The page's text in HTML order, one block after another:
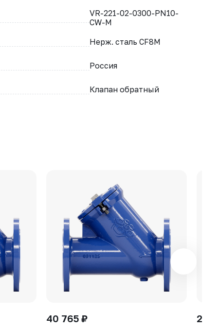
VR-221-02-0300-PN10-
CW-M
Нерж. сталь CF8M
Россия
Клапан обратный
40 765 ₽ 20